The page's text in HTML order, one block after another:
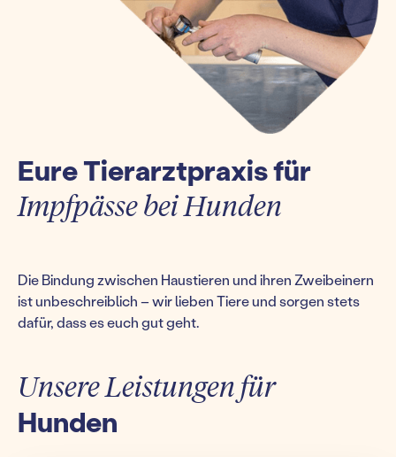
Eure Tierarztpraxis für
Impfpässe bei Hunden
Die Bindung zwischen Haustieren und ihren Zweibeinern
ist unbeschreiblich – wir lieben Tiere und sorgen stets
dafür, dass es euch gut geht.
Unsere Leistungen für
Hunden